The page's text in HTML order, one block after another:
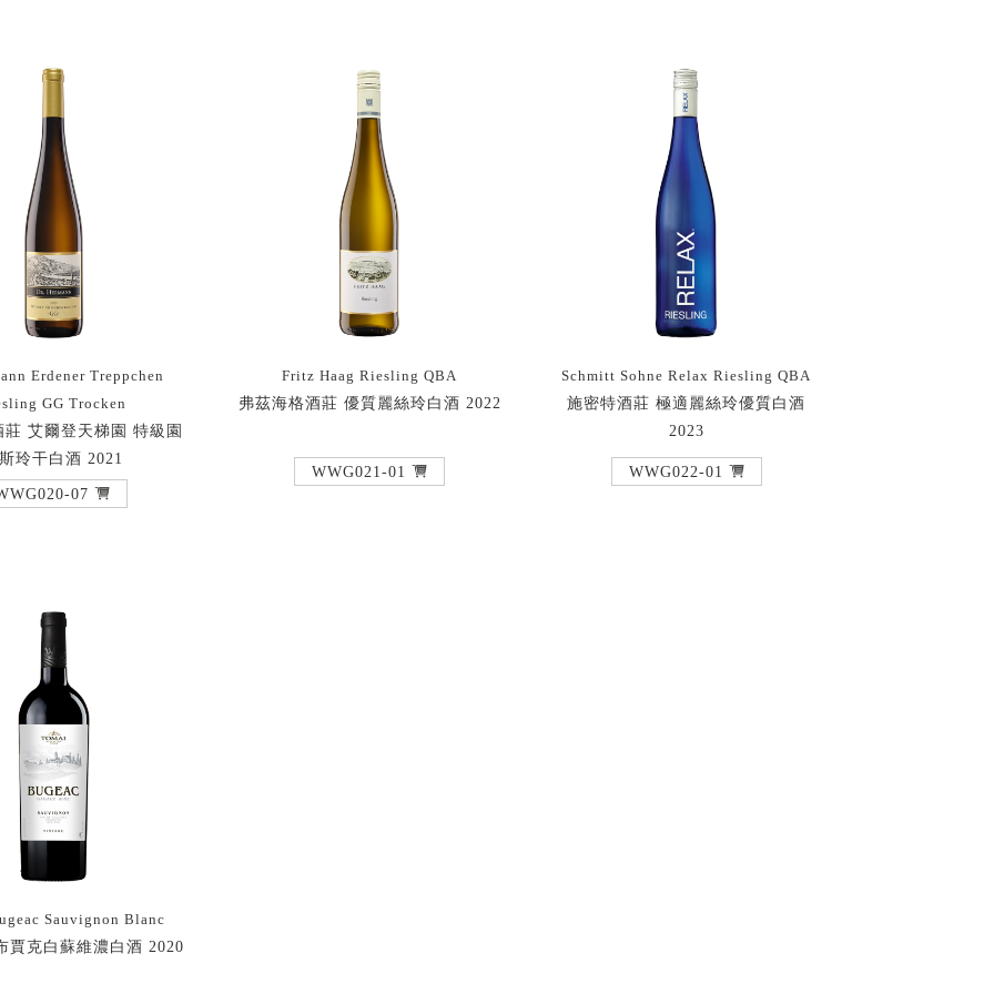
Erdener Treppchen
GG Trocken
莊 艾爾登天梯園 特級園
玲干白酒 2021
07
Fritz Haag Riesling QBA
弗茲海格酒莊 優質麗絲玲白酒 2022
WWG021-01
Schmitt Sohne Relax Riesling QBA
施密特酒莊 極適麗絲玲優質白酒
2023
WWG022-01
Sauvignon Blanc
賈克白蘇維濃白酒 2020